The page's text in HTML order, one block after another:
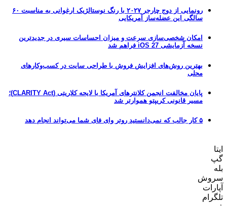
رونمایی از دوج چارجر ۲۰۲۷ با رنگ نوستالژیک ارغوانی به مناسبت ۶۰
سالگی این عضله‌ساز آمریکایی
امکان شخصی‌سازی سرعت و میزان احساسات سیری در جدیدترین
نسخه آزمایشی iOS 27 فراهم شد
بهترین روش‌های افزایش فروش با طراحی سایت در کسب‌وکارهای
محلی
پایان مخالفت انجمن کلانترهای آمریکا با لایحه کلاریتی (CLARITY Act)؛
مسیر قانونی کریپتو هموارتر شد
۵ کار جالب که نمی‌دانستید روتر وای فای شما می‌تواند انجام دهد
ایتا
گپ
بله
سروش
آپارات
تلگرام